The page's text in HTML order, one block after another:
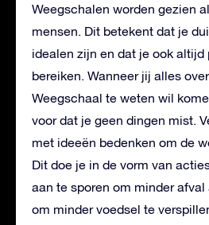
Weegschalen worden gezien
mensen. Dit betekent dat je
idealen zijn en dat je ook altijd
bereiken. Wanneer jij alles
Weegschaal te weten wil
voor dat je geen dingen mist.
met ideeën bedenken om de
Dit doe je in de vorm van
aan te sporen om minder
om minder voedsel te